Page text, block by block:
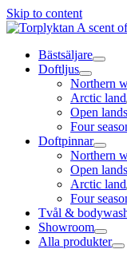
Skip to content
Bästsäljare
Doftljus
Northern
Arctic land
Open
Four
Doftpinnar
Northern
Open
Arctic land
Four
Tvål &
Showroom
Alla produkter